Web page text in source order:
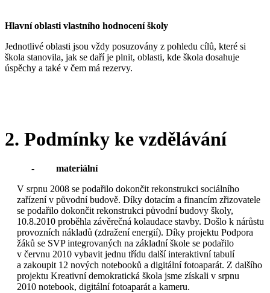
Hlavní oblasti vlastního hodnocení školy
Jednotlivé oblasti jsou vždy posuzovány z pohledu cílů, které si
škola stanovila, jak se daří je plnit, oblasti, kde škola dosahuje
úspěchy a také v čem má rezervy.
2. Podmínky ke vzdělávání
- materiální
V srpnu 2008 se podařilo dokončit rekonstrukci sociálního
zařízení v původní budově. Díky dotacím a financím zřizovatele
se podařilo dokončit rekonstrukci původní budovy školy,
10.8.2010 proběhla závěrečná kolaudace stavby. Došlo k nárůstu
provozních nákladů (zdražení energií). Díky projektu Podpora
žáků se SVP integrovaných na základní škole se podařilo
v červnu 2010 vybavit jednu třídu další interaktivní tabulí
a zakoupit 12 nových notebooků a digitální fotoaparát. Z dalšího
projektu Kreativní demokratická škola jsme získali v srpnu
2010 notebook, digitální fotoaparát a kameru.